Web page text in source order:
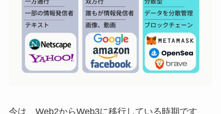
今は、Web2からWeb3に移行している時期です